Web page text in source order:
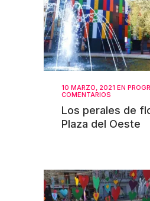
10 MARZO, 2021 EN
COMENTARIOS
Los perales de
Plaza del Oeste